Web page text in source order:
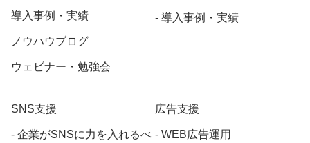
導入事例・実績
ノウハウブログ
ウェビナー・勉強会
SNS支援
企業がSNSに力を入れるべ
導入事例・実績
広告支援
WEB広告運用